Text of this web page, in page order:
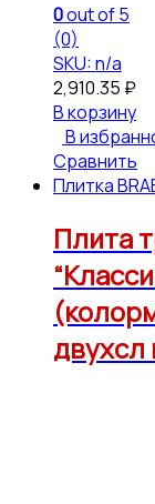
0out of 5
(0)
SKU: n/a
2,910.35 ₽
В корзину
В
Сравнить
Плитка
Плита
двухсл